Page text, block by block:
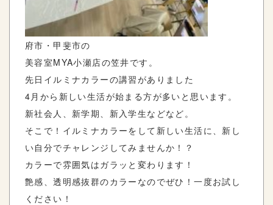
府市・甲斐市の
美容室MYA小瀬店の笠井です。
先日イルミナカラーの講習がありました
4月から新しい生活が始まる方が多いと思います。
新社会人、新学期、新入学生などなど。
そこで！イルミナカラーをして新しい生活に、新し
い自分でチャレンジしてみませんか！？
カラーで雰囲気はガラッと変わります！
艶感、透明感抜群のカラーなのでぜひ！一度お試し
ください！